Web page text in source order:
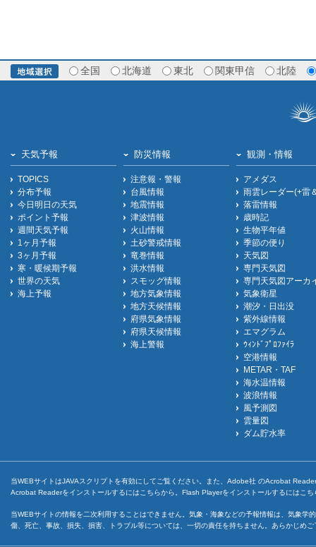
全国 北海道 東北 関東甲信 北陸
天気予報
TOPICS
分布予報
今日明日の天気
ポイント予報
週間天気予報
1ヶ月予報
3ヶ月予報
寒・暖候期予報
世界の天気
海上予報
防災情報
注意報・警報
台風情報
地震情報
津波情報
火山情報
土砂警戒情報
竜巻情報
洪水情報
スモッグ情報
地方気象情報
地方天候情報
府県気象情報
府県天候情報
海上警報
観測・情報
アメダス
雨雲レーダー(+雷
落雷情報
歳時記
生物平年値
季節の便り
天気図
専門天気図
専門天気図アーカ
気象衛星
潮汐・日出没
紫外線情報
エマグラム
ｳｨﾝﾄﾞﾌﾟﾛﾌｧｲﾗ
空港情報
METAR・TAF
海水温情報
波浪情報
風予測図
雲量図
ダム貯水率
当WEBサイトはJAVAスクリプトを有効にしてご覧ください。また、Adobe社 のAcrobat
Acrobat Readerをインストールするには こちらから。Flash Playerをインストールするには こち
当WEBサイトの情報を二次利用することはできません。気象・海象などの予報情報は、気象
傷、死亡、事故、損失、損害、トラブル等については、一切の責任を持ちません。あらかじめ